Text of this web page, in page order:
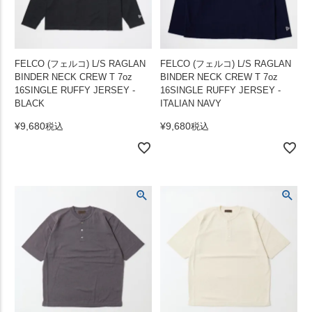
FELCO (フェルコ) L/S RAGLAN
BINDER NECK CREW T 7oz
16SINGLE RUFFY JERSEY -
BLACK
¥9,680税込
FELCO (フェルコ) L/S RAGLAN
BINDER NECK CREW T 7oz
16SINGLE RUFFY JERSEY -
ITALIAN NAVY
¥9,680税込